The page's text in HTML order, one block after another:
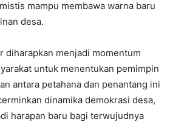
mampu membawa warna baru
desa.
diharapkan menjadi momentum
untuk menentukan pemimpin
antara petahana dan penantang ini
dinamika demokrasi desa,
harapan baru bagi terwujudnya